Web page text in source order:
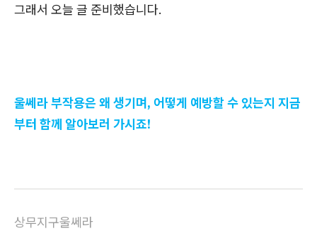
그래서 오늘 글 준비했습니다.
울쎄라 부작용은 왜 생기며, 어떻게 예방할 수 있는지 지금
부터 함께 알아보러 가시죠!
상무지구울쎄라